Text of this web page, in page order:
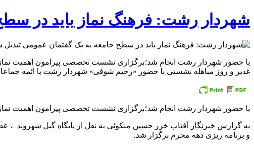
شهردار رشت: فرهنگ نماز باید در
با حضور شهردار رشت انجام شد؛برگزاری نشست تخصصی پیرامون اهمیت
غدیر و روز مباهله نشستی با حضور «رحیم شوقی» شهردار رشت با ائمه
با حضور شهردار رشت انجام شد؛برگزاری نشست تخصصی پیرامون اهمیت
به گزارش خبرنگار آفتاب خزر حسین منکوئی به نقل از پایگاه گیل شهروند
و برنامه ریزی دهه محرم برگزار شد.